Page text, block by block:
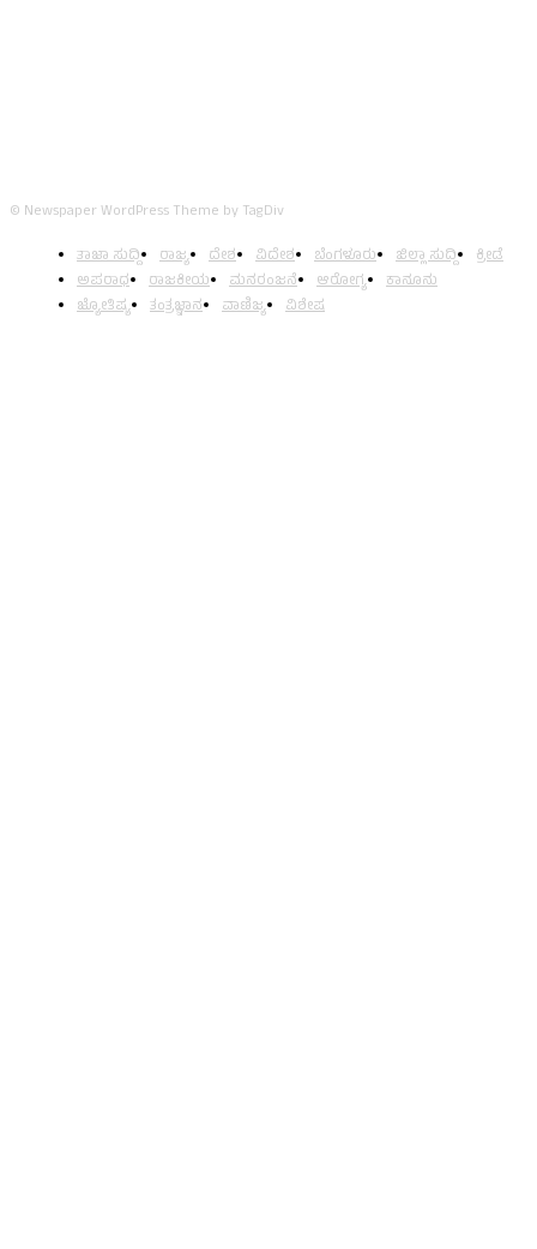
© Newspaper WordPress Theme by TagDiv
ತಾಜಾ ಸುದ್ದಿ
ರಾಜ್ಯ ದೇಶ ವಿದೇಶ ಬೆಂಗಳೂರು ಜಿಲ್ಲಾ ಸುದ್ದಿ
ಕ್ರೀಡೆ
ಅಪರಾಧ
ರಾಜಕೀಯ ಮನರಂಜನೆ ಆರೋಗ್ಯ
ಕಾನೂನು
ಜ್ಯೋತಿಷ್ಯ
ತಂತ್ರಜ್ಞಾನ ವಾಣಿಜ್ಯ ವಿಶೇಷ